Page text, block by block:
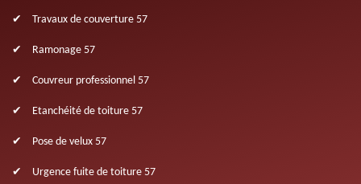
Travaux de couverture 57
Ramonage 57
Couvreur professionnel 57
Etanchéité de toiture 57
Pose de velux 57
Urgence fuite de toiture 57